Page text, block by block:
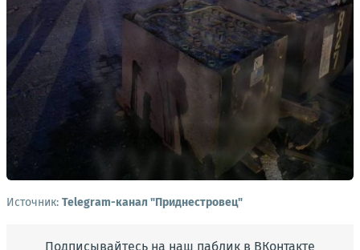
Источник: Telegram-канал "Приднестровец"
Подписывайтесь на наш паблик в ВКонтакте